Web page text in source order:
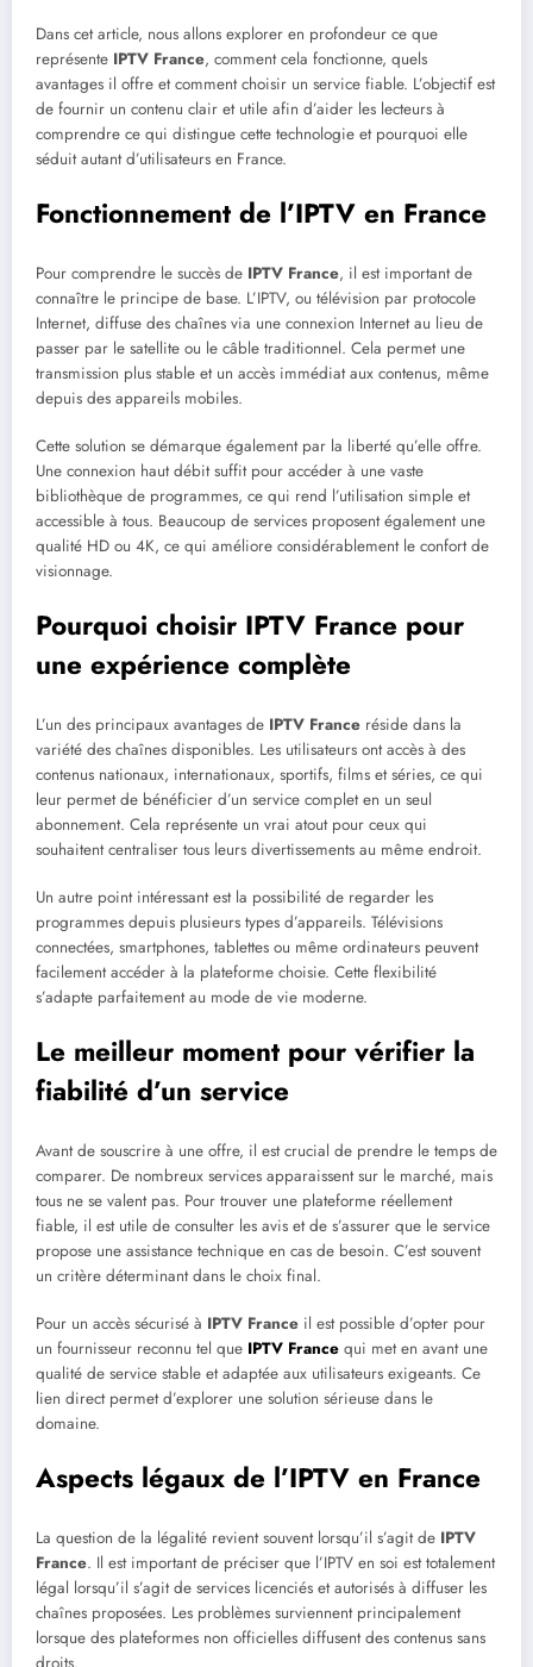
Dans cet article, nous allons explorer en profondeur ce que
représente IPTV France, comment cela fonctionne, quels
avantages il offre et comment choisir un service fiable. L’objectif est
de fournir un contenu clair et utile afin d’aider les lecteurs à
comprendre ce qui distingue cette technologie et pourquoi elle
séduit autant d’utilisateurs en France.
Fonctionnement de l’IPTV en France
Pour comprendre le succès de IPTV France, il est important de
connaître le principe de base. L’IPTV, ou télévision par protocole
Internet, diffuse des chaînes via une connexion Internet au lieu de
passer par le satellite ou le câble traditionnel. Cela permet une
transmission plus stable et un accès immédiat aux contenus, même
depuis des appareils mobiles.
Cette solution se démarque également par la liberté qu’elle offre.
Une connexion haut débit suffit pour accéder à une vaste
bibliothèque de programmes, ce qui rend l’utilisation simple et
accessible à tous. Beaucoup de services proposent également une
qualité HD ou 4K, ce qui améliore considérablement le confort de
visionnage.
Pourquoi choisir IPTV France pour
une expérience complète
L’un des principaux avantages de IPTV France réside dans la
variété des chaînes disponibles. Les utilisateurs ont accès à des
contenus nationaux, internationaux, sportifs, films et séries, ce qui
leur permet de bénéficier d’un service complet en un seul
abonnement. Cela représente un vrai atout pour ceux qui
souhaitent centraliser tous leurs divertissements au même endroit.
Un autre point intéressant est la possibilité de regarder les
programmes depuis plusieurs types d’appareils. Télévisions
connectées, smartphones, tablettes ou même ordinateurs peuvent
facilement accéder à la plateforme choisie. Cette flexibilité
s’adapte parfaitement au mode de vie moderne.
Le meilleur moment pour vérifier la
fiabilité d’un service
Avant de souscrire à une offre, il est crucial de prendre le temps de
comparer. De nombreux services apparaissent sur le marché, mais
tous ne se valent pas. Pour trouver une plateforme réellement
fiable, il est utile de consulter les avis et de s’assurer que le service
propose une assistance technique en cas de besoin. C’est souvent
un critère déterminant dans le choix final.
Pour un accès sécurisé à IPTV France il est possible d’opter pour
un fournisseur reconnu tel que IPTV France qui met en avant une
qualité de service stable et adaptée aux utilisateurs exigeants. Ce
lien direct permet d’explorer une solution sérieuse dans le
domaine.
Aspects légaux de l’IPTV en France
La question de la légalité revient souvent lorsqu’il s’agit de IPTV
France. Il est important de préciser que l’IPTV en soi est totalement
légal lorsqu’il s’agit de services licenciés et autorisés à diffuser les
chaînes proposées. Les problèmes surviennent principalement
lorsque des plateformes non officielles diffusent des contenus sans
droits.